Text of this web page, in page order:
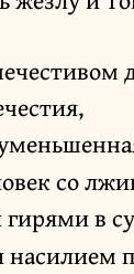
со
в
насилием